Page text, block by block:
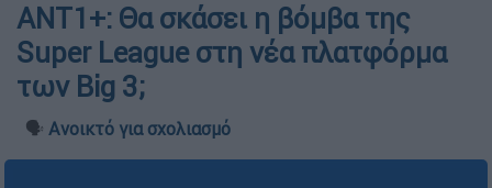
ANT1+: Θα σκάσει η βόμβα της
Super League στη νέα πλατφόρμα
των Big 3;
🗣️ Ανοικτό για σχολιασμό